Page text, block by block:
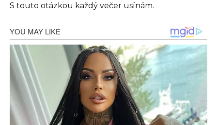
S touto otázkou každý večer usínám.